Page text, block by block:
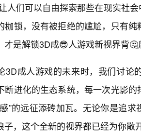
人们可以自由探索那些在现实社
枷锁，没有被拒绝的尴尬，只有
是解锁3D成😎人游戏新视界背🤔
3D成人游戏的未来时，我们讨论
断进化的生态系统，每一次光影
”的远征添砖加瓦。无论你是追
，这个全新的视界都已经为你敞